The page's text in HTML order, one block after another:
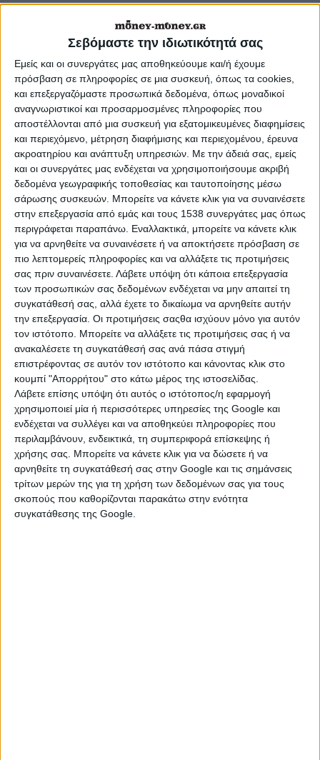
Σεβόμαστε την ιδιωτικότητά σας
Εμείς και οι συνεργάτες μας αποθηκεύουμε και/ή έχουμε
πρόσβαση σε πληροφορίες σε μια συσκευή, όπως τα cookies,
και επεξεργαζόμαστε προσωπικά δεδομένα, όπως μοναδικοί
αναγνωριστικοί και προσαρμοσμένες πληροφορίες που
αποστέλλονται από μια συσκευή για εξατομικευμένες διαφημίσεις
και περιεχόμενο, μέτρηση διαφήμισης και περιεχομένου, έρευνα
ακροατηρίου και ανάπτυξη υπηρεσιών. Με την άδειά σας, εμείς
και οι συνεργάτες μας ενδέχεται να χρησιμοποιήσουμε ακριβή
δεδομένα γεωγραφικής τοποθεσίας και ταυτοποίησης μέσω
σάρωσης συσκευών. Μπορείτε να κάνετε κλικ για να συναινέσετε
στην επεξεργασία από εμάς και τους 1538 συνεργάτες μας όπως
περιγράφεται παραπάνω. Εναλλακτικά, μπορείτε να κάνετε κλικ
για να αρνηθείτε να συναινέσετε ή να αποκτήσετε πρόσβαση σε
πιο λεπτομερείς πληροφορίες και να αλλάξετε τις προτιμήσεις
σας πριν συναινέσετε. Λάβετε υπόψη ότι κάποια επεξεργασία
των προσωπικών σας δεδομένων ενδέχεται να μην απαιτεί τη
συγκατάθεσή σας, αλλά έχετε το δικαίωμα να αρνηθείτε αυτήν
την επεξεργασία. Οι προτιμήσεις σαςθα ισχύουν μόνο για αυτόν
τον ιστότοπο. Μπορείτε να αλλάξετε τις προτιμήσεις σας ή να
ανακαλέσετε τη συγκατάθεσή σας ανά πάσα στιγμή
επιστρέφοντας σε αυτόν τον ιστότοπο και κάνοντας κλικ στο
κουμπί "Απορρήτου" στο κάτω μέρος της ιστοσελίδας.
Λάβετε επίσης υπόψη ότι αυτός ο ιστότοπος/η εφαρμογή
χρησιμοποιεί μία ή περισσότερες υπηρεσίες της Google και
ενδέχεται να συλλέγει και να αποθηκεύει πληροφορίες που
περιλαμβάνουν, ενδεικτικά, τη συμπεριφορά επίσκεψης ή
χρήσης σας. Μπορείτε να κάνετε κλικ για να δώσετε ή να
αρνηθείτε τη συγκατάθεσή σας στην Google και τις σημάνσεις
τρίτων μερών της για τη χρήση των δεδομένων σας για τους
σκοπούς που καθορίζονται παρακάτω στην ενότητα
συγκατάθεσης της Google.
1. Δείτε τη
διαπραγμάτευση
ανταγωνιστικά
Στο τέλος της ημέρας θέλετε να πάρετε
κάτι που η άλλη πλευρά δεν θέλει να
δώσει. Καθορίστε από την αρχή μια
ανταγωνιστική στρατηγική και όπως
έδειξαν οι σχετικές έρευνες, όσοι
διαπραγματεύτηκαν ανταγωνιστικά με
ανοιχτή συζήτηση για τις
προτεραιότητές και τις προοπτικές τους
κέρδισαν μεγαλύτερους μισθούς από